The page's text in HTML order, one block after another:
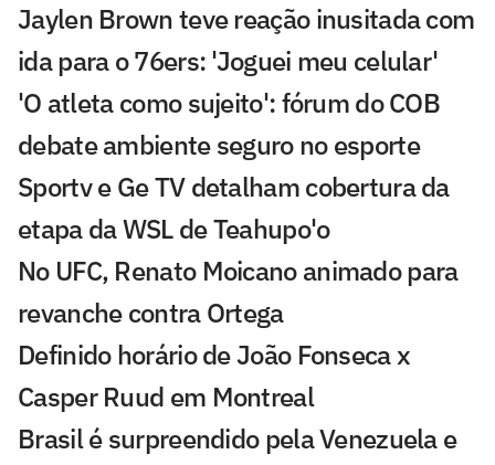
Jaylen Brown teve reação inusitada com
ida para o 76ers: 'Joguei meu celular'
'O atleta como sujeito': fórum do COB
debate ambiente seguro no esporte
Sportv e Ge TV detalham cobertura da
etapa da WSL de Teahupo'o
No UFC, Renato Moicano animado para
revanche contra Ortega
Definido horário de João Fonseca x
Casper Ruud em Montreal
Brasil é surpreendido pela Venezuela e